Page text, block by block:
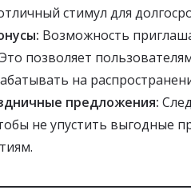
стимул для
Возможность
позволяет
на
предложения:
не упустить выгодные